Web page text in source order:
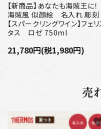
【新商品】あなたも海賊王に！
海賊風 似顔絵 名入れ 彫刻
【スパークリングワイン】フェリ
タス ロゼ 750ml
21,780円(税1,980円)
売